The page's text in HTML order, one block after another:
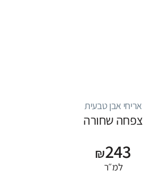
אריחי אבן טבעית
צפחה שחורה
₪243
למ״ר